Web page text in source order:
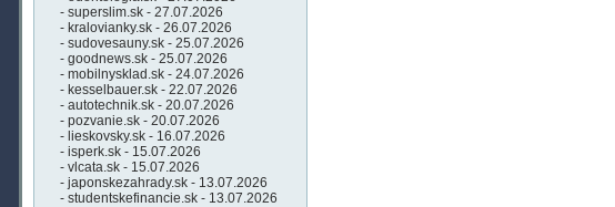
- superslim.sk - 27.07.2026
- kralovianky.sk - 26.07.2026
- sudovesauny.sk - 25.07.2026
- goodnews.sk - 25.07.2026
- mobilnysklad.sk - 24.07.2026
- kesselbauer.sk - 22.07.2026
- autotechnik.sk - 20.07.2026
- pozvanie.sk - 20.07.2026
- lieskovsky.sk - 16.07.2026
- isperk.sk - 15.07.2026
- vlcata.sk - 15.07.2026
- japonskezahrady.sk - 13.07.2026
- studentskefinancie.sk - 13.07.2026